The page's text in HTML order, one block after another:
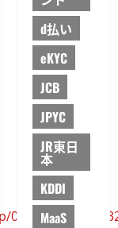
d払い
eKYC
JCB
JPYC
JR東日
本
KDDI
MaaS